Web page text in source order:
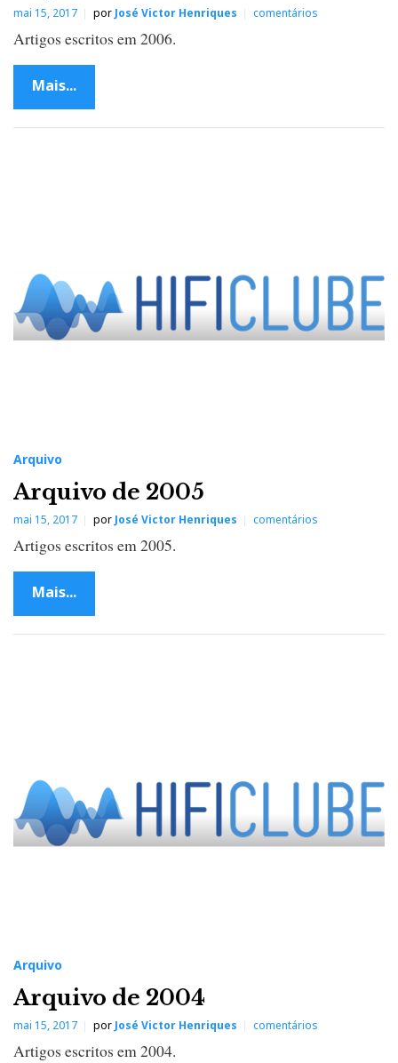
mai 15, 2017 porJosé Victor Henriques comentários
Artigos escritos em 2006.
Mais...
Arquivo
Arquivo de 2005
mai 15, 2017 por José Victor Henriques comentários
Artigos escritos em 2005.
Mais...
Arquivo
Arquivo de 2004
mai 15, 2017 por José Victor Henriques comentários
Artigos escritos em 2004.